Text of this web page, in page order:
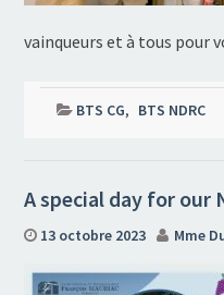
vainqueurs et à tous pour
BTS CG, BTS NDRC
A special day for our
13 octobre 2023 Mme